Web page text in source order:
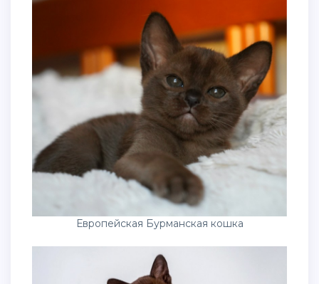
Европейская Бурманская кошка